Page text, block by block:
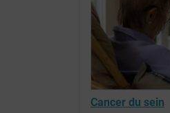
Cancer du sein